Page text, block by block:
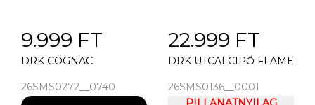
9.999 FT
DRK COGNAC
26SMS0272__0740
22.999 FT
DRK UTCAI CIPŐ FLAME
26SMS0136__0001